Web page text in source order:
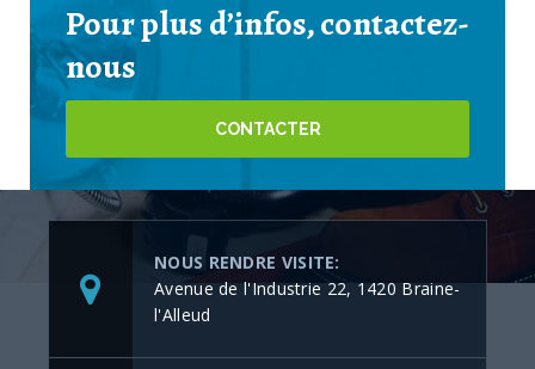
Pour plus d’infos, contactez-
nous
CONTACTER
NOUS RENDRE VISITE:
Avenue de l'Industrie 22, 1420 Braine-
l'Alleud